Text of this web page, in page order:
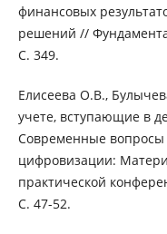
финансовых
решений //
С. 349.
Елисеева О.В.,
учете, вступающие в
Современные вопросы
цифровизации:
практической
С. 47-52.